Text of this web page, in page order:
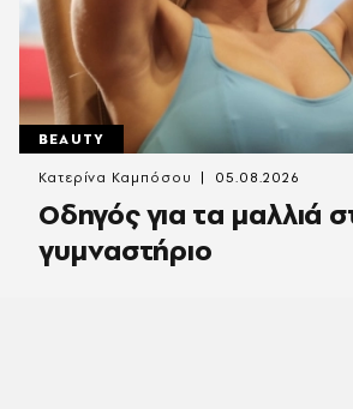
BEAUTY
Οδηγός για τα μαλλιά
γυμναστήριο
Κατερίνα Καμπόσου 05.08.2026